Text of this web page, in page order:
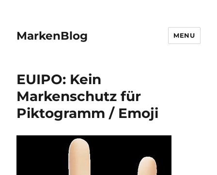
MarkenBlog MENU
EUIPO: Kein
Markenschutz für
Piktogramm / Emoji